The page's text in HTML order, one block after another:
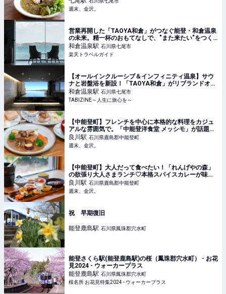
週末、金沢。
営業再開した「TAOYA和倉」がつなぐ能登・和倉温泉
の未来。精一杯のおもてなしで、"また来たい"をつく
る 【楽天トラベル】
和倉温泉駅 石川県七尾市
楽天トラベルガイド
【オールインクルーシブ＆インフィニティ温泉】サウ
ナと岩盤浴を新設！「TAOYA和倉」がリブランドオー
プン | TABIZINE～人生に旅心を～
和倉温泉駅 石川県七尾市
TABIZINE～人生に旅心を～
【中能登町】フレンチを中心に本格的な料理をカジュ
アルな雰囲気で。「中能登洋食堂 メッシモ」が話題！
【NEW OPEN】 - 週末、金沢。
良川駅 石川県鹿島郡中能登町
週末、金沢。
【中能登町】大人だって食べたい！「れんげやの森」
の欲張り大人さまランチ♡本格スパイスカレーが味わ
えるシェアキッチンも開始！ - 週末、金沢。
良川駅 石川県鹿島郡中能登町
週末、金沢。
祝 早期復旧
能登鹿島駅 石川県鳳珠郡穴水町
能登さくら駅(能登鹿島駅)の桜（鳳珠郡穴水町） - お花
見2024 - ウォーカープラス
能登鹿島駅 石川県鳳珠郡穴水町
桜名所 お花見特集2024 - ウォーカープラス